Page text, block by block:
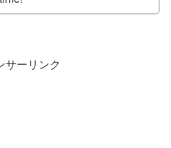
サーリンク